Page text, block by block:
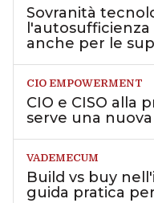
Sovranità
anche per le
CIO EMPOWERMENT
CIO e CISO alla
serve una
VADEMECUM
Build vs buy
guida pratica per